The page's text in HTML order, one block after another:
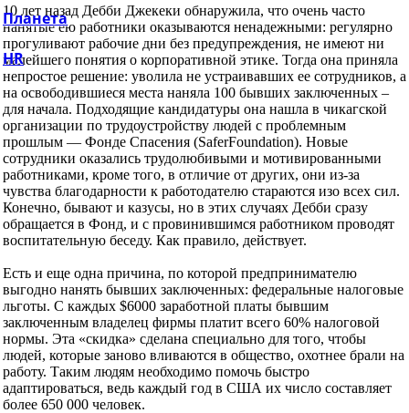
10 лет назад Дебби Джекеки обнаружила, что очень часто
нанятые ею работники оказываются ненадежными: регулярно
прогуливают рабочие дни без предупреждения, не имеют ни
малейшего понятия о корпоративной этике. Тогда она приняла
непростое решение: уволила не устраивавших ее сотрудников, а
на освободившиеся места наняла 100 бывших заключенных –
для начала. Подходящие кандидатуры она нашла в чикагской
организации по трудоустройству людей с проблемным
прошлым — Фонде Спасения (SaferFoundation). Новые
сотрудники оказались трудолюбивыми и мотивированными
работниками, кроме того, в отличие от других, они из-за
чувства благодарности к работодателю стараются изо всех сил.
Конечно, бывают и казусы, но в этих случаях Дебби сразу
обращается в Фонд, и с провинившимся работником проводят
воспитательную беседу. Как правило, действует.
Есть и еще одна причина, по которой предпринимателю
выгодно нанять бывших заключенных: федеральные налоговые
льготы. С каждых $6000 заработной платы бывшим
заключенным владелец фирмы платит всего 60% налоговой
нормы. Эта «скидка» сделана специально для того, чтобы
людей, которые заново вливаются в общество, охотнее брали на
работу. Таким людям необходимо помочь быстро
адаптироваться, ведь каждый год в США их число составляет
более 650 000 человек.